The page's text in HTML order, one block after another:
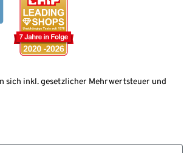
sich inkl. gesetzlicher Mehrwertsteuer und